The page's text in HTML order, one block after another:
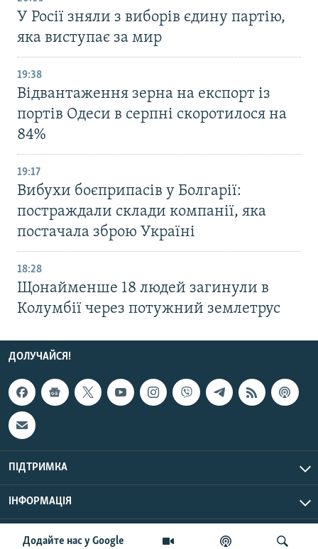
Додайте нас у Google
У Росії зняли з виборів єдину партію,
яка виступає за мир
19:38
Відвантаження зерна на експорт із
портів Одеси в серпні скоротилося на
84%
19:17
Вибухи боєприпасів у Болгарії:
постраждали склади компанії, яка
постачала зброю Україні
18:28
Щонайменше 18 людей загинули в
Колумбії через потужний землетрус
ДОЛУЧАЙСЯ!
ПІДТРИМКА
ІНФОРМАЦІЯ
© Радіо Свобода, 2026 | Усі права застережено.
UTC+3